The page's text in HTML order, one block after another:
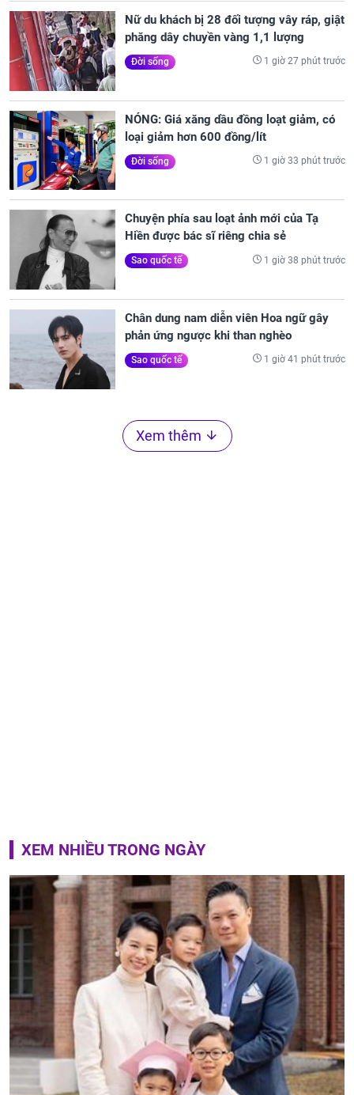
Nữ du khách bị 28 đối tượng vây ráp, giật
phăng dây chuyền vàng 1,1 lượng
Đời sống 1 giờ 27 phút trước
NÓNG: Giá xăng dầu đồng loạt giảm, có
loại giảm hơn 600 đồng/lít
Đời sống 1 giờ 33 phút trước
Chuyện phía sau loạt ảnh mới của Tạ
Hiền được bác sĩ riêng chia sẻ
Sao quốc tế 1 giờ 38 phút trước
Chân dung nam diễn viên Hoa ngữ gây
phản ứng ngược khi than nghèo
Sao quốc tế 1 giờ 41 phút trước
Xem thêm
XEM NHIỀU TRONG NGÀY